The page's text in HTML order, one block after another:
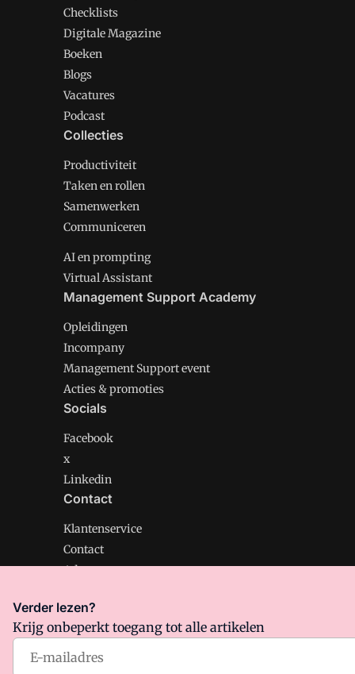
Checklists
Digitale Magazine
Boeken
Blogs
Vacatures
Podcast
Collecties
Productiviteit
Taken en rollen
Samenwerken
Communiceren
AI en prompting
Virtual Assistant
Management Support Academy
Opleidingen
Incompany
Management Support event
Acties & promoties
Socials
Facebook
x
Linkedin
Contact
Klantenservice
Contact
Adverteren
Management Support is onderdeel van VMN media.
Algemene Voorwaarden
Verder lezen?
Krijg onbeperkt toegang tot alle artikelen